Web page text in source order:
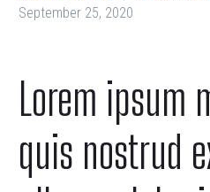
September 25, 2020
Lorem ipsum
quis nostrud